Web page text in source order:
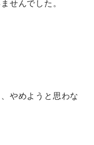
せんでした。
、やめようと思わな